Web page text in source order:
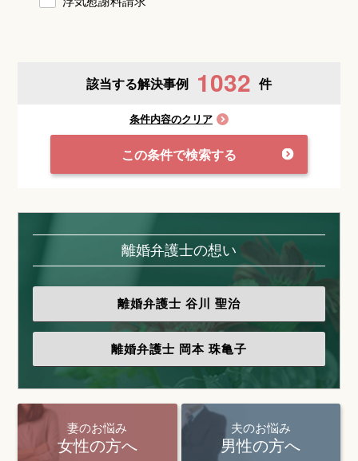
該当する解決事例 1032 件
条件内容のクリア
この条件で検索する
離婚弁護士の想い
離婚弁護士 谷川 聖治
離婚弁護士 岡本 珠亀子
妻のお悩み
女性の方へ
夫のお悩み
男性の方へ